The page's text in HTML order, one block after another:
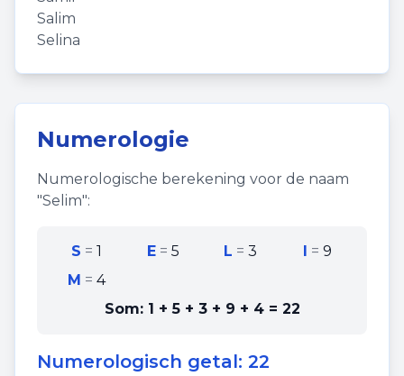
Salim
Selina
Numerologie
Numerologische berekening voor de naam
"Selim":
S = 1 E =5 L =3 I =9
M = 4
Som: 1 + 5 + 3 + 9 + 4= 22
Numerologisch getal: 22